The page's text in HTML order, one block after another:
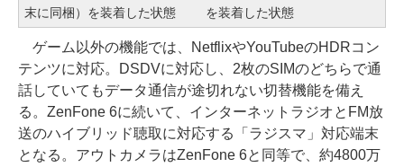
末に同梱）を装着した状態
を装着した状態
ゲーム以外の機能では、NetflixやYouTubeのHDRコン
テンツに対応。DSDVに対応し、2枚のSIMのどちらで通
話していてもデータ通信が途切れない切替機能を備え
る。ZenFone 6に続いて、インターネットラジオとFM放
送のハイブリッド聴取に対応する「ラジスマ」対応端末
となる。アウトカメラはZenFone 6と同等で、約4800万